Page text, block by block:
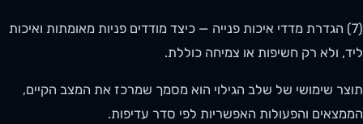
(7) הגדרת מדדי איכות פנייה — כיצד מודדים פניות מאומתות ואיכות
ליד, ולא רק חשיפות או צמיחה כוללת.
תוצר שימושי של שלב הגילוי הוא מסמך שמרכז את המצב הקיים,
הממצאים והפעולות האפשריות לפי סדר עדיפות.